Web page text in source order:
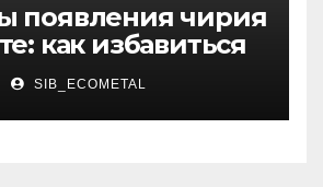
появления чирия
как избавиться
SIB_ECOMETAL